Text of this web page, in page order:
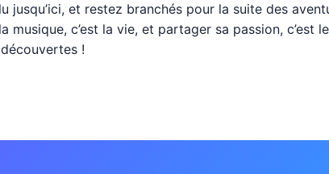
jusqu’ici, et restez branchés pour la suite des
musique, c’est la vie, et partager sa passion,
!